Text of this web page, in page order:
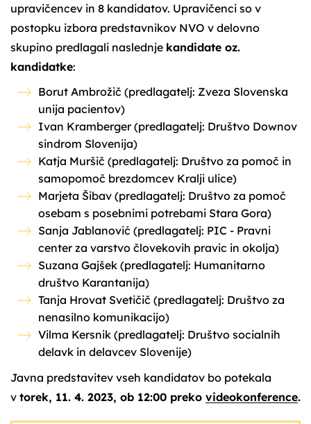
upravičencev in 8 kandidatov. Upravičenci so v
postopku izbora predstavnikov NVO v delovno
skupino predlagali naslednje kandidate oz.
kandidatke:
Borut Ambrožič (predlagatelj: Zveza Slovenska
unija pacientov)
Ivan Kramberger (predlagatelj: Društvo Downov
sindrom Slovenija)
Katja Muršič (predlagatelj: Društvo za pomoč in
samopomoč brezdomcev Kralji ulice)
Marjeta Šibav (predlagatelj: Društvo za pomoč
osebam s posebnimi potrebami Stara Gora)
Sanja Jablanović (predlagatelj: PIC - Pravni
center za varstvo človekovih pravic in okolja)
Suzana Gajšek (predlagatelj: Humanitarno
društvo Karantanija)
Tanja Hrovat Svetičič (predlagatelj: Društvo za
nenasilno komunikacijo)
Vilma Kersnik (predlagatelj: Društvo socialnih
delavk in delavcev Slovenije)
Javna predstavitev vseh kandidatov bo potekala
v torek, 11. 4. 2023, ob 12:00 preko videokonference.